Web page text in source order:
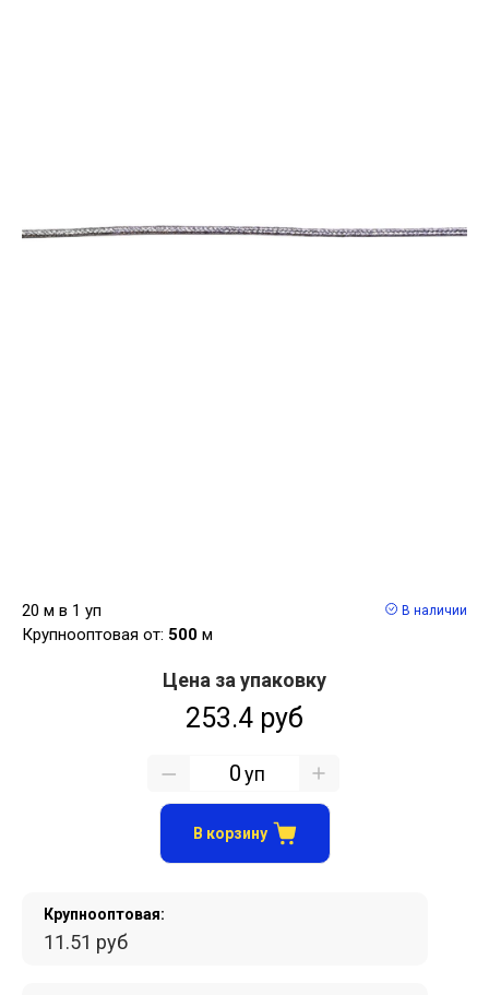
20 м в 1 уп
Крупнооптовая от: 500 м
В наличии
Крупнооптовая:
11.51 руб
Цена за упаковку
253.4 руб
уп
В корзину